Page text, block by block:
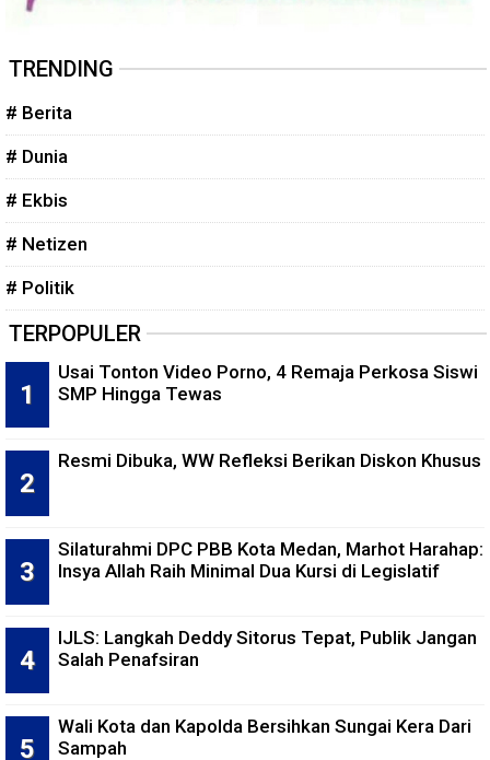
TRENDING
# Berita
# Dunia
# Ekbis
# Netizen
# Politik
TERPOPULER
Usai Tonton Video Porno, 4 Remaja Perkosa Siswi
SMP Hingga Tewas
Resmi Dibuka, WW Refleksi Berikan Diskon Khusus
Silaturahmi DPC PBB Kota Medan, Marhot Harahap:
Insya Allah Raih Minimal Dua Kursi di Legislatif
IJLS: Langkah Deddy Sitorus Tepat, Publik Jangan
Salah Penafsiran
Wali Kota dan Kapolda Bersihkan Sungai Kera Dari
Sampah